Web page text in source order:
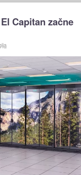
Capitan začne